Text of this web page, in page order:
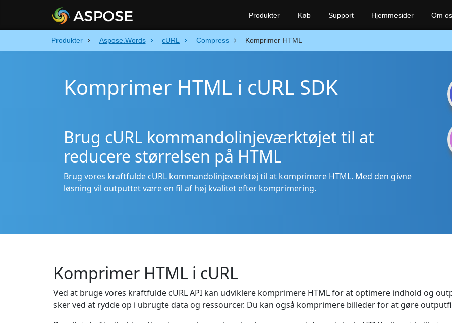
Produkter Aspose.Words cURL Compress Komprimer HTML
Komprimer HTML i cURL SDK
Brug cURL kommandolinjeværktøjet til at
reducere størrelsen på HTML
Brug vores kraftfulde cURL kommandolinjeværktøj til at komprimere HTML. Med den givne
løsning vil outputtet være en fil af høj kvalitet efter komprimering.
Komprimer HTML i cURL
Ved at bruge vores kraftfulde cURL API kan udviklere komprimere HTML for at optimere indhold og
sker ved at rydde op i ubrugte data og ressourcer. Du kan også komprimere billeder for at gøre
Produkter Køb Support Hjemmesider Om os